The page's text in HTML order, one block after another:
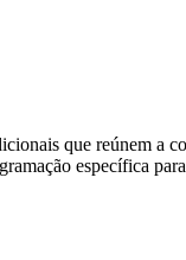
que reúnem a
específica